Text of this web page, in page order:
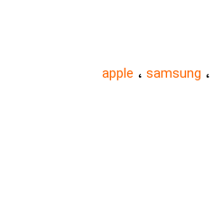
apple ، samsung ،